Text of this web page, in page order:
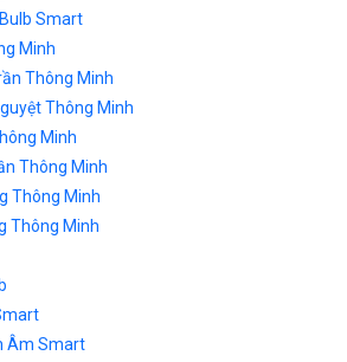
Smart
Minh
Thông Minh
Thông Minh
Minh
Thông Minh
Thông Minh
Thông Minh
Âm Smart